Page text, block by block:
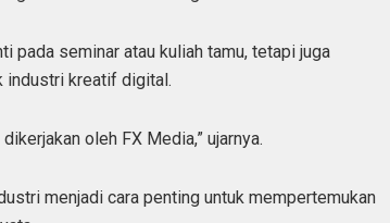
pada seminar atau kuliah tamu, tetapi juga
industri kreatif digital.
oleh FX Media,” ujarnya.
menjadi cara penting untuk mempertemukan